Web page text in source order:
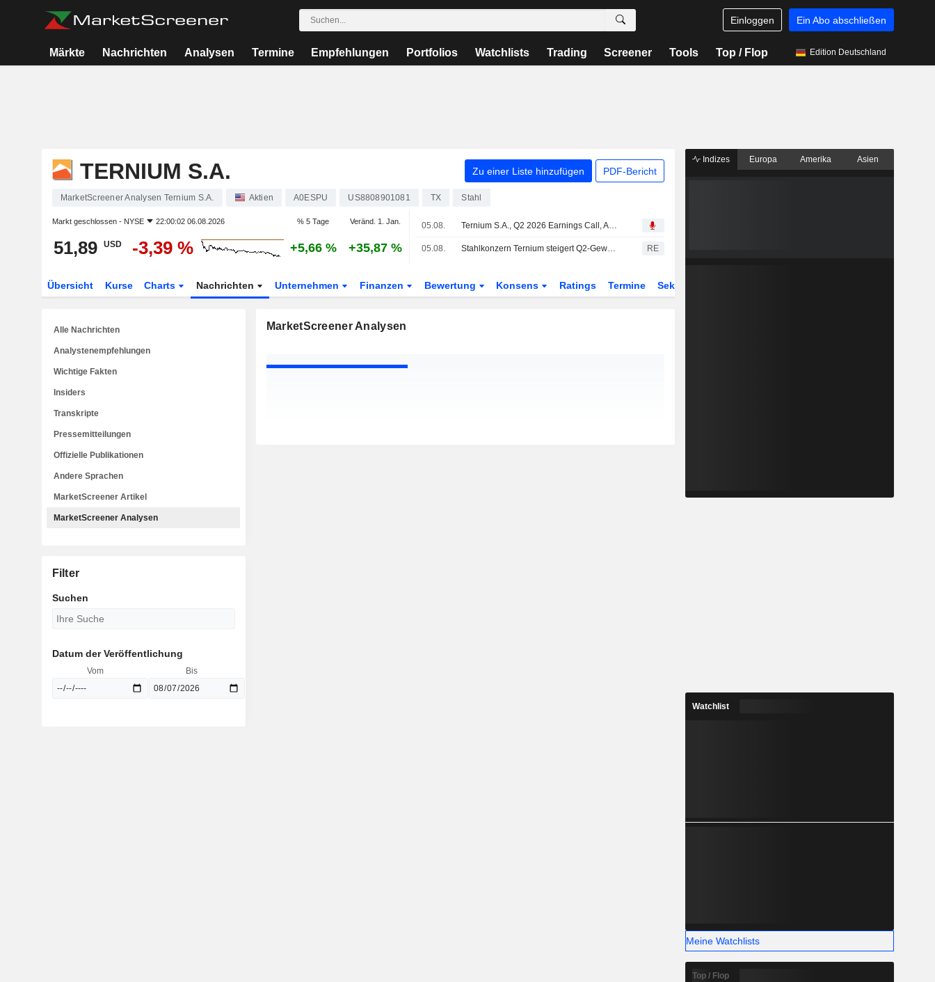
Einloggen Ein Abo abschließen
Märkte Nachrichten Analysen Termine Empfehlungen Portfolios Watchlists Trading Screener Tools Top / Flop Edition Deutschland
TERNIUM S.A. Zu einer Liste hinzufügen PDF-Bericht
MarketScreener Analysen Ternium S.A. Aktien A0ESPU US8808901081 TX Stahl
Markt geschlossen - NYSE 22:00:02 06.08.2026 % 5 Tage Veränd. 1. Jan.
51,89 USD -3,39 % +5,66 % +35,87 %
05.08. Ternium S.A., Q2 2026 Earnings Call, Aug 05, 2026
05.08. Stahlkonzern Ternium steigert Q2-Gewinn deutlich, Ausblick verbessert sich dank kräftig wachsender Margen RE
Übersicht Kurse Charts Nachrichten Unternehmen Finanzen Bewertung Konsens Ratings Termine Sektor
MarketScreener Analysen
Alle Nachrichten
Analystenempfehlungen
Wichtige Fakten
Insiders
Transkripte
Pressemitteilungen
Offizielle Publikationen
Andere Sprachen
MarketScreener Artikel
MarketScreener Analysen
Filter
Suchen
Datum der Veröffentlichung
Vom Bis
Indizes Europa Amerika Asien
Watchlist
Meine Watchlists
Top / Flop